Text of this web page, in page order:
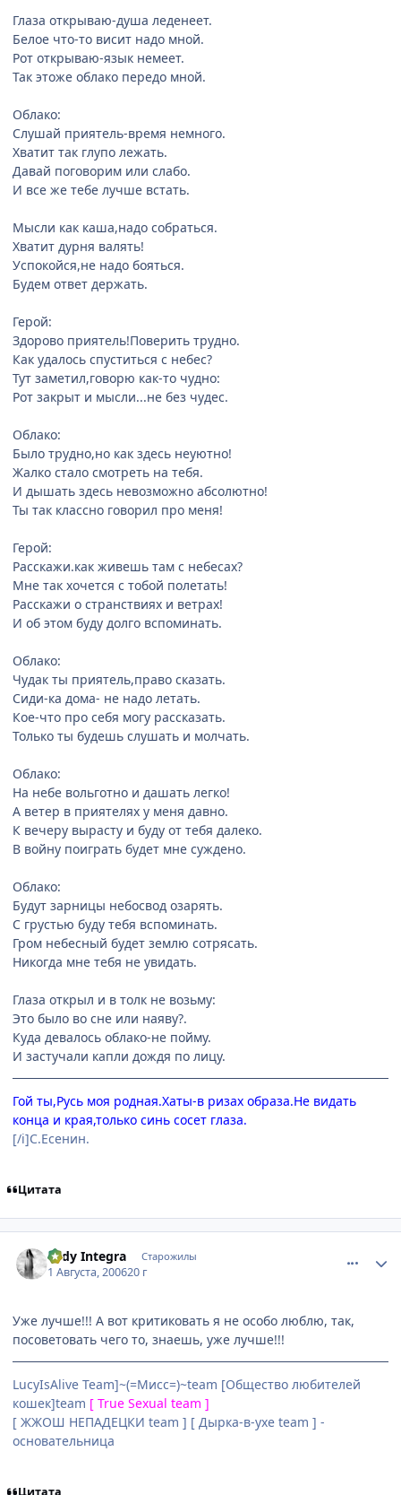
Глаза открываю-душа леденеет.
Белое что-то висит надо мной.
Рот открываю-язык немеет.
Так этоже облако передо мной.
Облако:
Слушай приятель-время немного.
Хватит так глупо лежать.
Давай поговорим или слабо.
И все же тебе лучше встать.
Мысли как каша,надо собраться.
Хватит дурня валять!
Успокойся,не надо бояться.
Будем ответ держать.
Герой:
Здорово приятель!Поверить трудно.
Как удалось спуститься с небес?
Тут заметил,говорю как-то чудно:
Рот закрыт и мысли...не без чудес.
Облако:
Было трудно,но как здесь неуютно!
Жалко стало смотреть на тебя.
И дышать здесь невозможно абсолютно!
Ты так классно говорил про меня!
Герой:
Расскажи.как живешь там с небесах?
Мне так хочется с тобой полетать!
Расскажи о странствиях и ветрах!
И об этом буду долго вспоминать.
Облако:
Чудак ты приятель,право сказать.
Сиди-ка дома- не надо летать.
Кое-что про себя могу рассказать.
Только ты будешь слушать и молчать.
Облако:
На небе вольготно и дашать легко!
А ветер в приятелях у меня давно.
К вечеру вырасту и буду от тебя далеко.
В войну поиграть будет мне суждено.
Облако:
Будут зарницы небосвод озарять.
С грустью буду тебя вспоминать.
Гром небесный будет землю сотрясать.
Никогда мне тебя не увидать.
Глаза открыл и в толк не возьму:
Это было во сне или наяву?.
Куда девалось облако-не пойму.
И застучали капли дождя по лицу.
Гой ты,Русь моя родная.Хаты-в ризах образа.Не видать
конца и края,только синь сосет глаза.
[/i]С.Есенин.
Цитата
Lady Integra Старожилы
1 Августа, 200620 г
Уже лучше!!! А вот критиковать я не особо люблю, так,
посоветовать чего то, знаешь, уже лучше!!!
LucyIsAlive Team]~(=Мисс=)~team [Общество любителей
кошек]team [ True Sexual team ]
[ ЖЖОШ НЕПАДЕЦКИ team ] [ Дырка-в-ухе team ] -
основательница
Цитата